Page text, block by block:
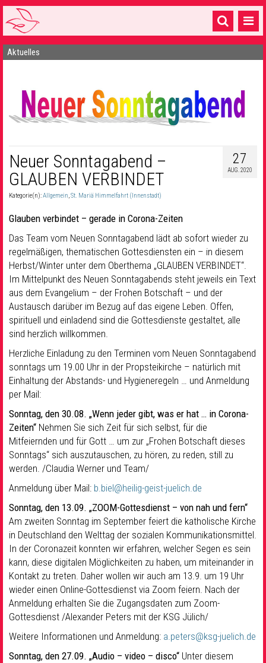
Startseite
16 Gemeinden & mehr
Gottesdienste & Sinnsuche
Gemeinschaft & Soziales
Musik& Kultur
Seelsorge & Kontakt
Aktuelles
27
AUG. 2020
Neuer Sonntagabend –
GLAUBEN VERBINDET
Kategorie(n):Allgemein,St. Mariä Himmelfahrt (Innenstadt)
Glauben verbindet – gerade in Corona-Zeiten
Das Team vom Neuen Sonntagabend lädt ab sofort wieder zu
regelmäßigen, thematischen Gottesdiensten ein – in diesem
Herbst/Winter unter dem Oberthema „GLAUBEN VERBINDET“.
Im Mittelpunkt des Neuen Sonntagabends steht jeweils ein Text
aus dem Evangelium – der Frohen Botschaft – und der
Austausch darüber im Bezug auf das eigene Leben. Offen,
spirituell und einladend sind die Gottesdienste gestaltet, alle
sind herzlich willkommen.
Herzliche Einladung zu den Terminen vom Neuen Sonntagabend
sonntags um 19.00 Uhr in der Propsteikirche – natürlich mit
Einhaltung der Abstands- und Hygieneregeln … und Anmeldung
per Mail:
Sonntag, den 30.08. „Wenn jeder gibt, was er hat … in Corona-
Zeiten“ Nehmen Sie sich Zeit für sich selbst, für die
Mitfeiernden und für Gott … um zur „Frohen Botschaft dieses
Sonntags“ sich auszutauschen, zu hören, zu reden, still zu
werden. /Claudia Werner und Team/
Anmeldung über Mail: b.biel@heilig-geist-juelich.de
Sonntag, den 13.09. „ZOOM-Gottesdienst – von nah und fern“
Am zweiten Sonntag im September feiert die katholische Kirche
in Deutschland den Welttag der sozialen Kommunikationsmittel.
In der Coronazeit konnten wir erfahren, welcher Segen es sein
kann, diese digitalen Möglichkeiten zu haben, um miteinander in
Kontakt zu treten. Daher wollen wir auch am 13.9. um 19 Uhr
wieder einen Online-Gottesdienst via Zoom feiern. Nach der
Anmeldung erhalten Sie die Zugangsdaten zum Zoom-
Gottesdienst /Alexander Peters mit der KSG Jülich/
Weitere Informationen und Anmeldung: a.peters@ksg-juelich.de
Sonntag, den 27.09. „Audio – video – disco“ Unter diesem